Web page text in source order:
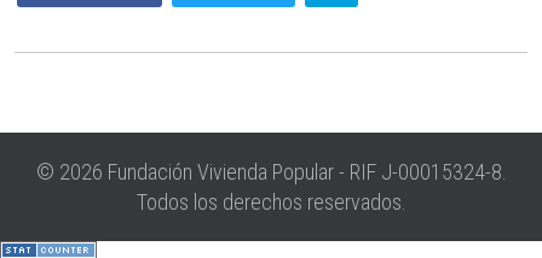
© 2026 Fundación Vivienda Popular - RIF J-00015324-8.
Todos los derechos reservados.